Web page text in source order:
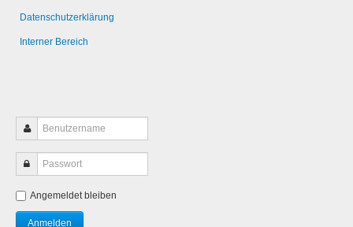
Datenschutzerklärung
Interner Bereich
Angemeldet bleiben